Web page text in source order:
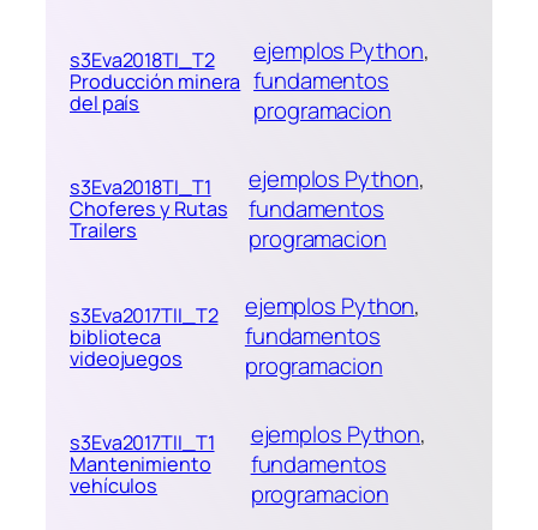
s3Eva2018TI_T2
Producción minera
del país
ejemplos Python
fundamentos
programacion
s3Eva2018TI_T1
Choferes y Rutas
Trailers
ejemplos Python
fundamentos
programacion
s3Eva2017TII_T2
biblioteca
videojuegos
ejemplos Python
fundamentos
programacion
s3Eva2017TII_T1
Mantenimiento
vehículos
ejemplos Python
fundamentos
programacion